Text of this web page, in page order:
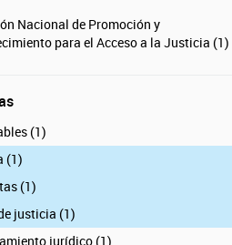
Nacional de Promoción y
para el Acceso a la Justicia (1)
(1)
(1)
(1)
justicia (1)
jurídico (1)